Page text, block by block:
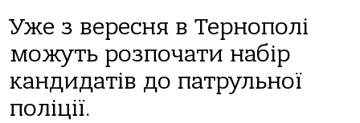
Уже з вересня в Тернополі
можуть розпочати набір
кандидатів до патрульної
поліції.